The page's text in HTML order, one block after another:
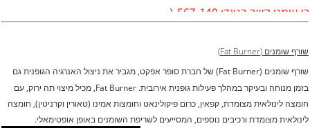
0528-567-140
שורף שומנים (Fat Burner)
שורף שומנים (Fat Burner) של חברת סופר אפקט, מגביר את ניצול האנרגיה הגופנית גם
בזמן מנוחה ובעיקר במהלך פעילות גופנית אירובית.
Fat Burner, מכיל מיצוי תה ירוק, עם
חומצה לינולאית מצומדת, קפאין, כרום פיקולינאט וחומצות אמינו (טאורין וקרניטין), חומצה
לינולאית מצומדת ורכיבים נוספים, המסייעים לשריפת השומנים באופן אופטימאלי.